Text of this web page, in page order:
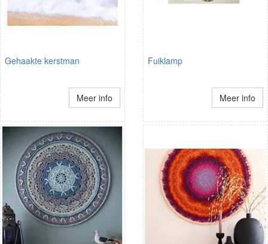
Gehaakte kerstman
Meer info
Fuiklamp
Meer info